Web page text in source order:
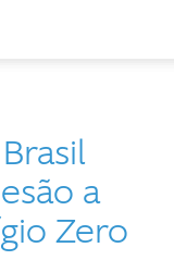
a
Zero